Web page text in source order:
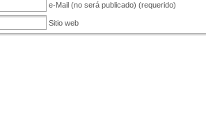
e-Mail (no será publicado) (requerido)
Sitio web